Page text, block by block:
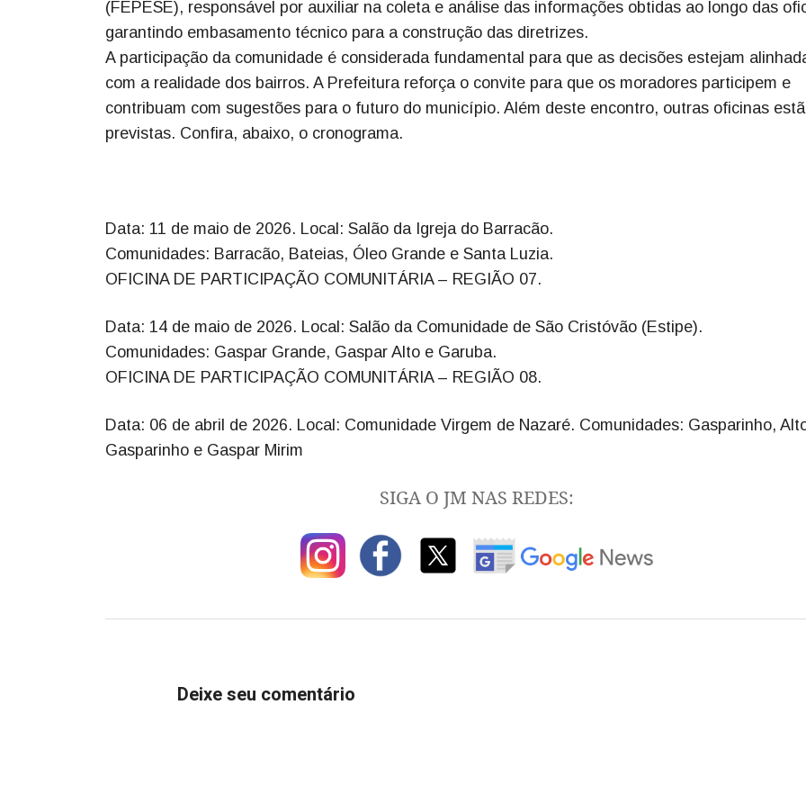
(FEPESE), responsável por auxiliar na coleta e análise das informações obtidas ao longo das
garantindo embasamento técnico para a construção das diretrizes.
A participação da comunidade é considerada fundamental para que as decisões estejam
com a realidade dos bairros. A Prefeitura reforça o convite para que os moradores participem e
contribuam com sugestões para o futuro do município. Além deste encontro, outras oficinas
previstas. Confira, abaixo, o cronograma.
Data: 11 de maio de 2026. Local: Salão da Igreja do Barracão.
Comunidades: Barracão, Bateias, Óleo Grande e Santa Luzia.
OFICINA DE PARTICIPAÇÃO COMUNITÁRIA – REGIÃO 07.
Data: 14 de maio de 2026. Local: Salão da Comunidade de São Cristóvão (Estipe).
Comunidades: Gaspar Grande, Gaspar Alto e Garuba.
OFICINA DE PARTICIPAÇÃO COMUNITÁRIA – REGIÃO 08.
Data: 06 de abril de 2026. Local: Comunidade Virgem de Nazaré. Comunidades: Gasparinho,
Gasparinho e Gaspar Mirim
SIGA O JM NAS REDES:
Deixe seu comentário